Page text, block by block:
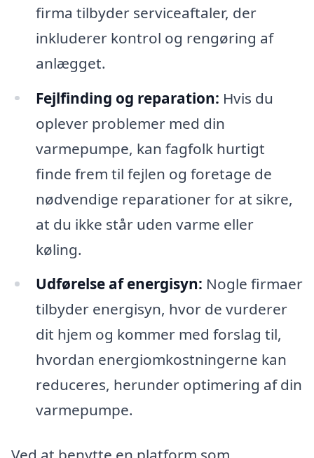
firma tilbyder serviceaftaler, der
inkluderer kontrol og rengøring af
anlægget.
Fejlfinding og reparation: Hvis du
oplever problemer med din
varmepumpe, kan fagfolk hurtigt
finde frem til fejlen og foretage de
nødvendige reparationer for at sikre,
at du ikke står uden varme eller
køling.
Udførelse af energisyn: Nogle firmaer
tilbyder energisyn, hvor de vurderer
dit hjem og kommer med forslag til,
hvordan energiomkostningerne kan
reduceres, herunder optimering af din
varmepumpe.